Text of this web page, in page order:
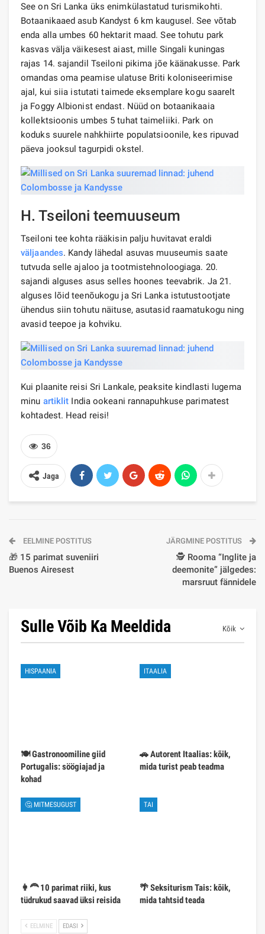
See on Sri Lanka üks enimkülastatud turismikohti.
Botaanikaaed asub Kandyst 6 km kaugusel. See võtab
enda alla umbes 60 hektarit maad. See tohutu park
kasvas välja väikesest aiast, mille Singali kuningas
rajas 14. sajandil Tseiloni pikima jõe käänakusse. Park
omandas oma peamise ulatuse Briti koloniseerimise
ajal, kui siia istutati taimede eksemplare kogu saarelt
ja Foggy Albionist endast. Nüüd on botaanikaaia
kollektsioonis umbes 5 tuhat taimeliiki. Park on
koduks suurele nahkhiirte populatsioonile, kes ripuvad
päeva jooksul tagurpidi okstel.
H. Tseiloni teemuuseum
Tseiloni tee kohta rääkisin palju huvitavat eraldi
väljaandes. Kandy lähedal asuvas muuseumis saate
tutvuda selle ajaloo ja tootmistehnoloogiaga. 20.
sajandi alguses asus selles hoones teevabrik. Ja 21.
alguses lõid teenõukogu ja Sri Lanka istutustootjate
ühendus siin tohutu näituse, asutasid raamatukogu ning
avasid teepoe ja kohviku.
Kui plaanite reisi Sri Lankale, peaksite kindlasti lugema
minu artiklit India ookeani rannapuhkuse parimatest
kohtadest. Head reisi!
36
Jaga
EELMINE POSTITUS
🎁 15 parimat suveniiri
Buenos Airesest
JÄRGMINE POSTITUS
🕵️ Rooma “Inglite ja
deemonite” jälgedes:
marsruut fännidele
Kõik
Sulle Võib Ka Meeldida
HISPAANIA
🍽️ Gastronoomiline giid
Portugalis: söögiajad ja
kohad
ITAALIA
🚗 Autorent Itaalias: kõik,
mida turist peab teadma
🤔 MITMESUGUST
👩‍🦰 10 parimat riiki, kus
tüdrukud saavad üksi reisida
TAI
🌴 Seksiturism Tais: kõik,
mida tahtsid teada
EELMINE EDASI